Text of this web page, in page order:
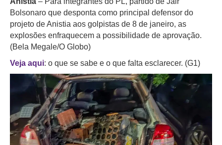
Bolsonaro que desponta como principal defensor do
projeto de Anistia aos golpistas de 8 de janeiro, as
explosões enfraquecem a possibilidade de aprovação.
(Bela Megale/O Globo)
Veja aqui: o que se sabe e o que falta esclarecer. (G1)